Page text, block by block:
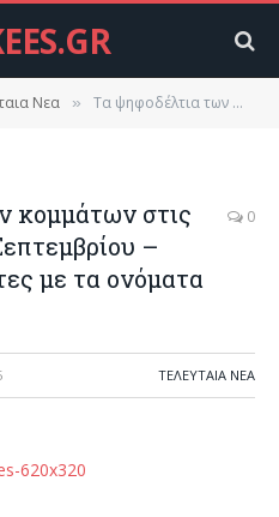
Νεα » Τα ψηφοδέλτια των κομμάτων στις εκλογές τις 20ης Σεπτεμβρίου – Δείτε όλες τις λίστες με τα ονόματα των υποψηφίων
κομμάτων στις
–
με τα ονόματα
0
ΤΕΛΕΥΤΑΙΑ ΝΕΑ